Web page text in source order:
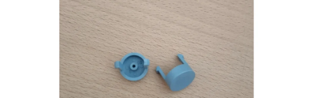
z
5
hvězdiček.